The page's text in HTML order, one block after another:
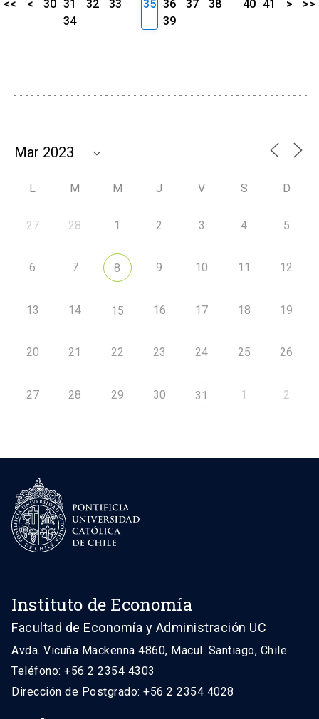
<< < 30 31 32
33
34
35 36 37
38
39
40 41 > >>
L M M J V S D
27 28 1 2 3 4 5
6 7 8 9 10 11 12
13 14 15 16 17 18 19
20 21 22 23 24 25 26
27 28 29 30 31 1 2
Instituto de Economía
Facultad de Economía y Administración UC
Avda. Vicuña Mackenna 4860, Macul. Santiago, Chile
Teléfono: +56 2 2354 4303
Dirección de Postgrado: +56 2 2354 4028